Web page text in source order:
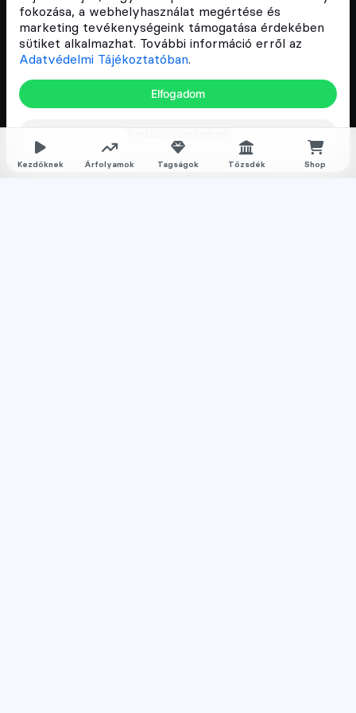
Kezdőknek Árfolyamok Tagságok Tőzsdék Shop
fokozása, a webhelyhasználat megértése és
marketing tevékenységeink támogatása érdekében
sütiket alkalmazhat. További információ erről az
Adatvédelmi Tájékoztatóban.
Elfogadom
Cryptofalka célja, hogy biztosítsa a hazai közösség
és vállalatok digitális oktatását és fejlődését.
Oldalak
Árfolyamok
Rólunk